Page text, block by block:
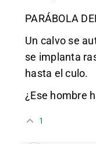
PARÁBOLA
Un calvo se
se implanta
hasta el culo.
¿Ese hombre
1